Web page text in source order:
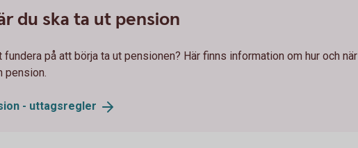
du ska ta ut pension
på att börja ta ut pensionen? Här finns information om hur och när
pension.
- uttagsregler